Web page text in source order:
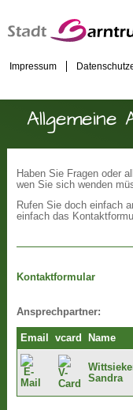
Impressum
Allgemeine
Haben Sie Fragen oder
wen Sie sich wenden
Rufen Sie doch einfach
einfach das
Kontaktformular
Ansprechpartner:
Email vcard Name
Sandra